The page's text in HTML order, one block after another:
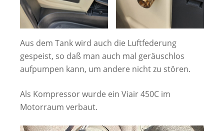
Aus dem Tank wird auch die Luftfederung
gespeist, so daß man auch mal geräuschlos
aufpumpen kann, um andere nicht zu stören.
Als Kompressor wurde ein Viair 450C im
Motorraum verbaut.